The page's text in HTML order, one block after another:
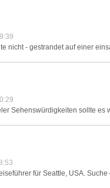
nicht - gestrandet auf einer
Sehenswürdigkeiten sollte
für Seattle, USA.